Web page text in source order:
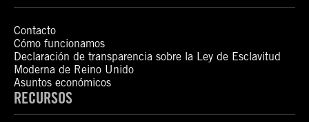
Contacto
Cómo funcionamos
Declaración de transparencia sobre la Ley de Esclavitud
Moderna de Reino Unido
Asuntos económicos
RECURSOS